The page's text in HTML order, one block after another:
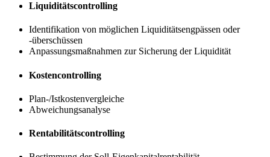
Liquiditätscontrolling
Identifikation von möglichen Liquiditätsengpässen oder
-überschüssen
Anpassungsmaßnahmen zur Sicherung der Liquidität
Kostencontrolling
Plan-/Istkostenvergleiche
Abweichungsanalyse
Rentabilitätscontrolling